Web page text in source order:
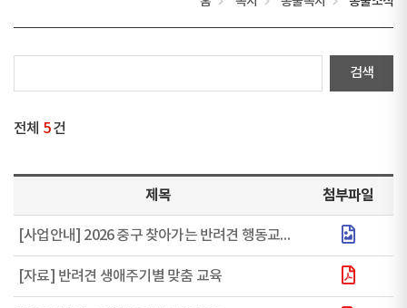
전체 5 건
제목 첨부파일
[사업안내] 2026 중구 찾아가는 반려견 행동교정 프로그램 '찾아갈개' - 참여자 모집중
[자료] 반려견 생애주기별 맞춤 교육